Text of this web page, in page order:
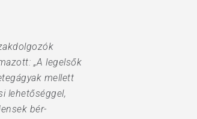
„A legelsők
mellett
lehetőséggel,
bér-